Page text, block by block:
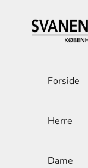
Svanen Mode
Forside
Herre
Dame